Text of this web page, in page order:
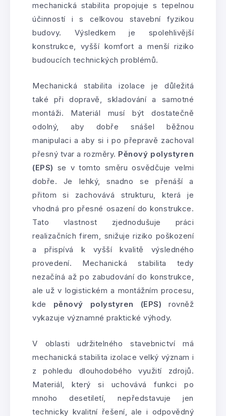
mechanická stabilita propojuje s tepelnou
účinností i s celkovou stavební fyzikou
budovy. Výsledkem je spolehlivější
konstrukce, vyšší komfort a menší riziko
budoucích technických problémů.
Mechanická stabilita izolace je důležitá
také při dopravě, skladování a samotné
montáži. Materiál musí být dostatečně
odolný, aby dobře snášel běžnou
manipulaci a aby si i po přepravě zachoval
přesný tvar a rozměry. Pěnový polystyren
(EPS) se v tomto směru osvědčuje velmi
dobře. Je lehký, snadno se přenáší a
přitom si zachovává strukturu, která je
vhodná pro přesné osazení do konstrukce.
Tato vlastnost zjednodušuje práci
realizačních firem, snižuje riziko poškození
a přispívá k vyšší kvalitě výsledného
provedení. Mechanická stabilita tedy
nezačíná až po zabudování do konstrukce,
ale už v logistickém a montážním procesu,
kde pěnový polystyren (EPS) rovněž
vykazuje významné praktické výhody.
V oblasti udržitelného stavebnictví má
mechanická stabilita izolace velký význam i
z pohledu dlouhodobého využití zdrojů.
Materiál, který si uchovává funkci po
mnoho desetiletí, nepředstavuje jen
technicky kvalitní řešení, ale i odpovědný